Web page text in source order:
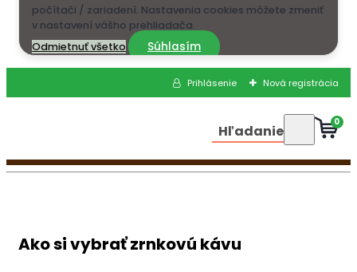
počítači / zariadení. Nastavenia cookies môžete zmeniť
v nastavení vášho prehliadača.
Odmietnuť všetko
Súhlasím
Prihlásenie Nová registrácia
Hľadanie 0
Ako si vybrať zrnkovú kávu